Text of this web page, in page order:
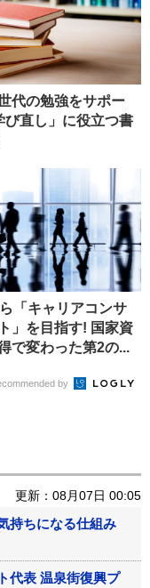
代の勉強をサポー
び直し」に役立つ書
「キャリアコンサ
」を目指す! 国家資
で変わった第2の...
by
更新：08月07日 00:05
持ちになる仕組み
代表 温泉街復興プ